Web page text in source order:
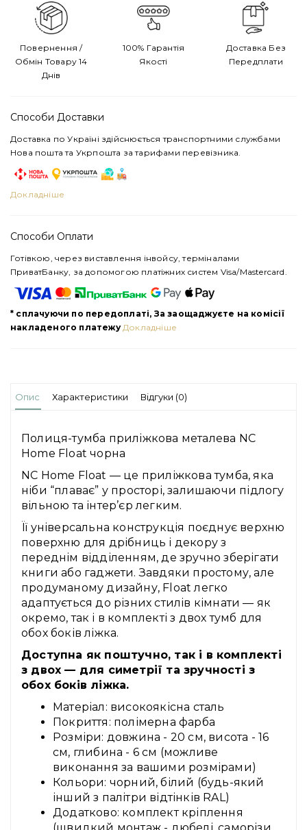
Повернення /
Обмін Товару 14
Днів
100% Гарантія
Якості
Доставка Без
Передплати
Способи Доставки
Доставка по Україні здійснюється транспортними службами
Нова пошта та Укрпошта за тарифами перевізника.
Докладніше
Способи Оплати
Готівкою, через виставлення інвойсу, терміналами
ПриватБанку, за допомогою платіжних систем Visa/Mastercard.
* сплачуючи по передоплаті, За заощаджуєте на комісії
накладеного платежу Докладніше
Опис Характеристики Відгуки (0)
Полиця-тумба приліжкова металева NC
Home Float чорна
NC Home Float — це приліжкова тумба, яка
ніби “плаває” у просторі, залишаючи підлогу
вільною та інтер’єр легким.
Її універсальна конструкція поєднує верхню
поверхню для дрібниць і декору з
переднім відділенням, де зручно зберігати
книги або гаджети. Завдяки простому, але
продуманому дизайну, Float легко
адаптується до різних стилів кімнати — як
окремо, так і в комплекті з двох тумб для
обох боків ліжка.
Доступна як поштучно, так і в комплекті
з двох — для симетрії та зручності з
обох боків ліжка.
Матеріал: високоякісна сталь
Покриття: полімерна фарба
Розміри: довжина - 20 см, висота - 16
см, глибина - 6 см (можливе
виконання за вашими розмірами)
Кольори: чорний, білий (будь-який
інший з палітри відтінків RAL)
Додатково: комплект кріплення
(швидкий монтаж - дюбелі, саморізи